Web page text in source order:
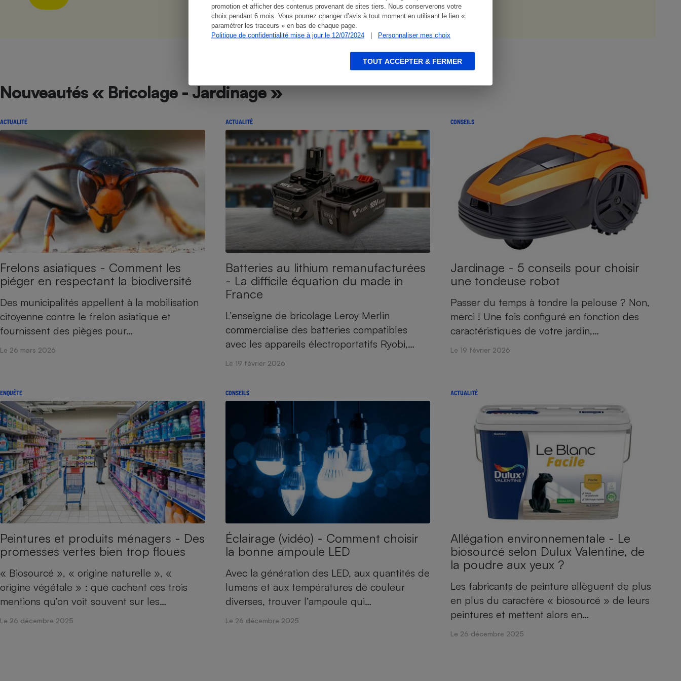
promotion et afficher des contenus provenant de sites tiers. Nous conserverons votre
choix pendant 6 mois. Vous pourrez changer d’avis à tout moment en utilisant le lien «
paramétrer les traceurs » en bas de chaque page.
Politique de confidentialité mise à jour le 12/07/2024
| Personnaliser mes choix
TOUT ACCEPTER & FERMER
Nouveautés « Bricolage - Jardinage »
ACTUALITÉ
Frelons asiatiques - Comment les
piéger en respectant la biodiversité
Des municipalités appellent à la mobilisation
citoyenne contre le frelon asiatique et
fournissent des pièges pour…
Le 26 mars 2026
ACTUALITÉ
Batteries au lithium remanufacturées
- La difficile équation du made in
France
L’enseigne de bricolage Leroy Merlin
commercialise des batteries compatibles
avec les appareils électroportatifs Ryobi,…
Le 19 février 2026
CONSEILS
Jardinage - 5 conseils pour choisir
une tondeuse robot
Passer du temps à tondre la pelouse ? Non,
merci ! Une fois configuré en fonction des
caractéristiques de votre jardin,…
Le 19 février 2026
ENQUÊTE
Peintures et produits ménagers - Des
promesses vertes bien trop floues
« Biosourcé », « origine naturelle », «
origine végétale » : que cachent ces trois
mentions qu’on voit souvent sur les…
Le 26 décembre 2025
CONSEILS
Éclairage (vidéo) - Comment choisir
la bonne ampoule LED
Avec la génération des LED, aux quantités de
lumens et aux températures de couleur
diverses, trouver l’ampoule qui…
Le 26 décembre 2025
ACTUALITÉ
Allégation environnementale - Le
biosourcé selon Dulux Valentine, de
la poudre aux yeux ?
Les fabricants de peinture allèguent de plus
en plus du caractère « biosourcé » de leurs
peintures et mettent alors en…
Le 26 décembre 2025